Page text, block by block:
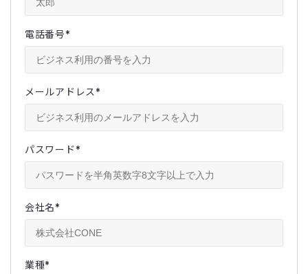
電話番号*
メールアドレス*
パスワード*
会社名*
業種*